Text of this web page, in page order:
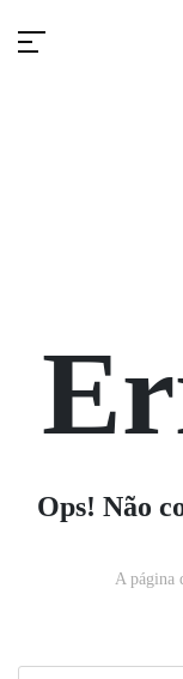
Ops! Não
A página